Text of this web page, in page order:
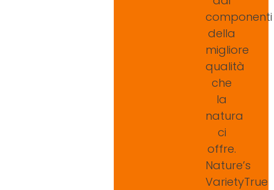
componenti
della
migliore
qualità
che
la
natura
ci
offre.
Nature’s
VarietyTrue